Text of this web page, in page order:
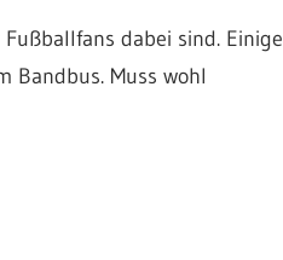
dabei sind. Einige
Bandbus. Muss wohl